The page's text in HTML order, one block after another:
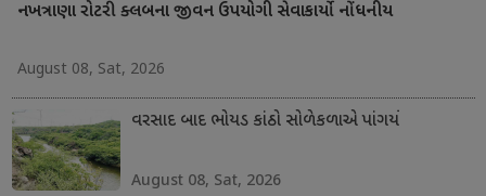
નખત્રાણા રોટરી ક્લબના જીવન ઉપયોગી સેવાકાર્યો નોંધનીય
August 08, Sat, 2026
વરસાદ બાદ ભોયડ કાંઠો સોળેકળાએ પાંગર્યો
August 08, Sat, 2026